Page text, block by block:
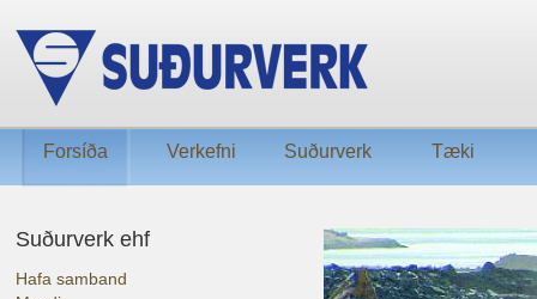
Forsíða Verkefni Suðurverk Tæki
Suðurverk ehf
Hafa samband